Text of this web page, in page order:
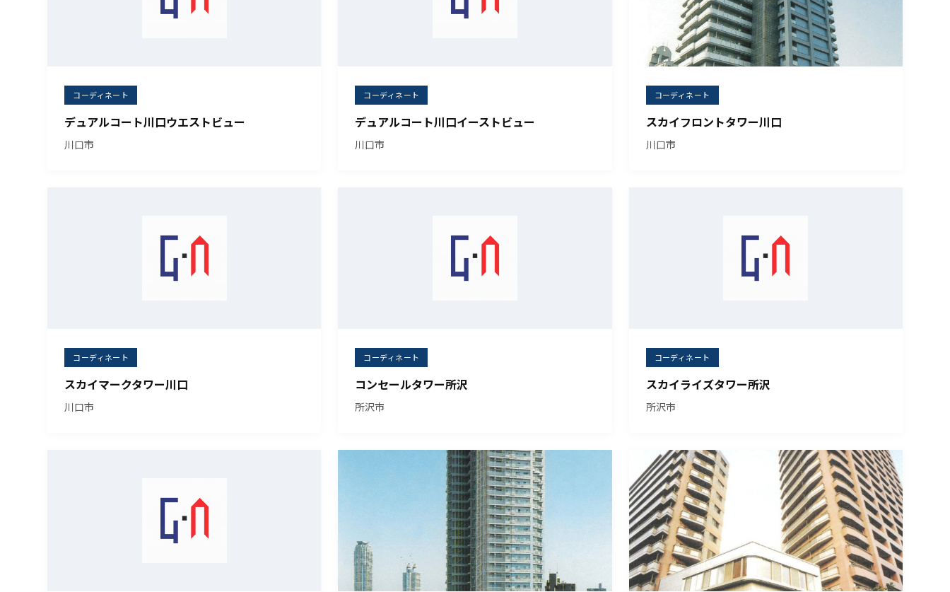
コーディネート
デュアルコート川口ウエストビュー
川口市
コーディネート
デュアルコート川口イーストビュー
川口市
コーディネート
スカイフロントタワー川口
川口市
コーディネート
スカイマークタワー川口
川口市
コーディネート
コンセールタワー所沢
所沢市
コーディネート
スカイライズタワー所沢
所沢市